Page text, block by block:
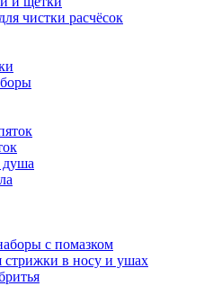
чистки расчёсок
с помазком
в носу и ушах